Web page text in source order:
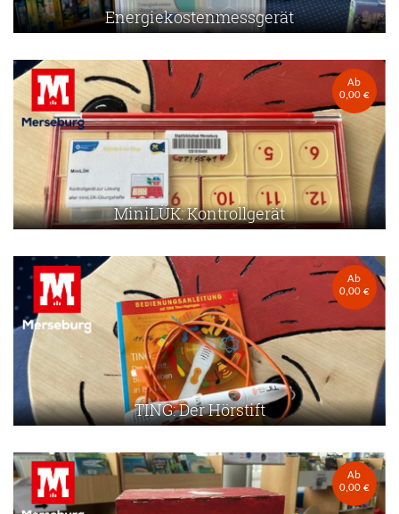
Energiekostenmessgerät
MiniLÜK: Kontrollgerät
Ab
0,00 €
TING: Der Hörstift
Ab
0,00 €
Ab
0,00 €